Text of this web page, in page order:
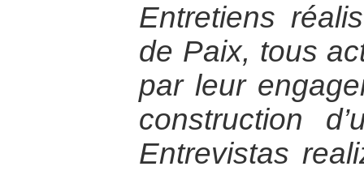
Entretiens
de Paix, tous
par leur
construction
Entrevistas